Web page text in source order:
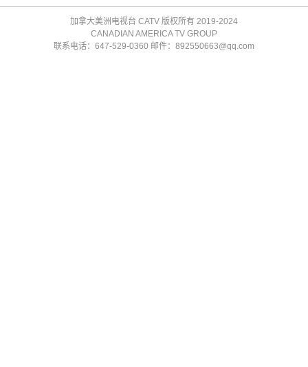
加拿大美洲电视台 CATV 版权所有 2019-2024
CANADIAN AMERICA TV GROUP
联系电话：647-529-0360 邮件：892550663@qq.com